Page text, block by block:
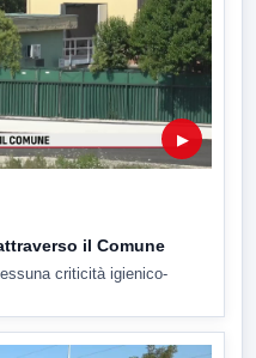
▶
il Comune
criticità igienico-